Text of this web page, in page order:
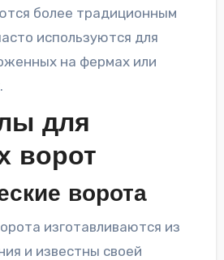
более традиционным
используются для
на фермах или
для
ворот
ворота
изготавливаются из
и известны своей